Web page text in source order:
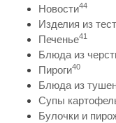
Новости44
Изделия из
Печенье41
Блюда из
Пироги40
Блюда из
Супы
Булочки и